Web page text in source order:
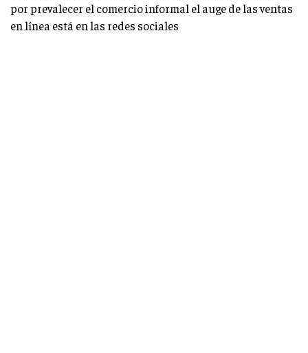
por prevalecer el comercio informal el auge de las ventas
en línea está en las redes sociales